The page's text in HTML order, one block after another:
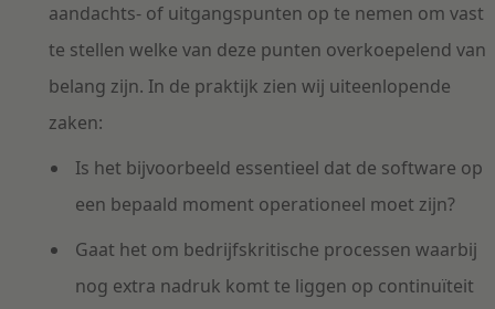
aandachts- of uitgangspunten op te nemen om vast
te stellen welke van deze punten overkoepelend van
belang zijn. In de praktijk zien wij uiteenlopende
zaken:
Is het bijvoorbeeld essentieel dat de software op
een bepaald moment operationeel moet zijn?
Gaat het om bedrijfskritische processen waarbij
nog extra nadruk komt te liggen op continuïteit